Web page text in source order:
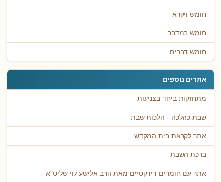
חומש ויקרא
חומש במדבר
חומש דברים
אתרים נוספים
מתחזקות ביחד בצניעות
שבת כהלכה - הלכות שבת
אתר לקראת בית המקדש
ברכת השבת
אתר עם חומרים דידקטיים מאת הרב אלישע לוי שליט"א